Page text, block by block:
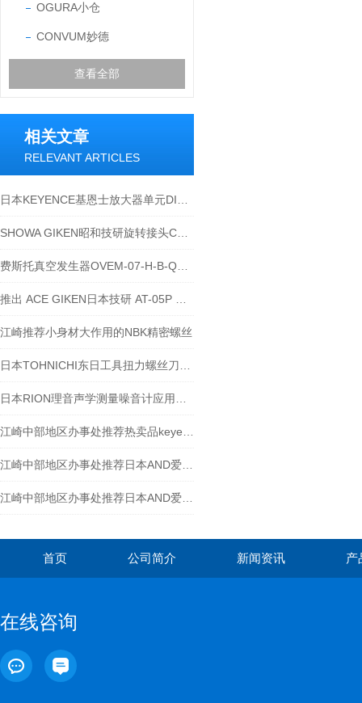
OGURA小仓
CONVUM妙德
查看全部
相关文章
RELEVANT ARTICLES
江崎推荐小身材大作用的NBK精密螺丝
首页 公司简介 新闻资讯 产
在线咨询